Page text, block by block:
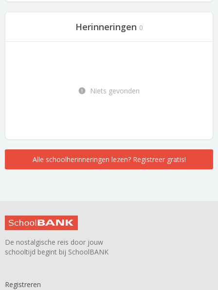
Herinneringen 0
Niets gevonden
Alle schoolherinneringen lezen? Registreer gratis!
De nostalgische reis door jouw
schooltijd begint bij SchoolBANK
Registreren